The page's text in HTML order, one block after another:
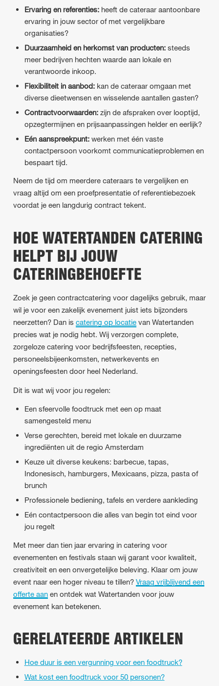
Ervaring en referenties:heeft de cateraar aantoonbare
ervaring in jouw sector of met vergelijkbare
organisaties?
Duurzaamheid en herkomst van producten:steeds
meer bedrijven hechten waarde aan lokale en
verantwoorde inkoop.
Flexibiliteit in aanbod:kan de cateraar omgaan met
diverse dieetwensen en wisselende aantallen gasten?
Contractvoorwaarden:zijn de afspraken over looptijd,
opzegtermijnen en prijsaanpassingen helder en eerlijk?
Eén aanspreekpunt:werken met één vaste
contactpersoon voorkomt communicatieproblemen en
bespaart tijd.
Neem de tijd om meerdere cateraars te vergelijken en
vraag altijd om een proefpresentatie of referentiebezoek
voordat je een langdurig contract tekent.
HOE WATERTANDEN CATERING
HELPT BIJ JOUW
CATERINGBEHOEFTE
Zoek je geen contractcatering voor dagelijks gebruik, maar
wil je voor een zakelijk evenement juist iets bijzonders
neerzetten? Dan is catering op locatie van Watertanden
precies wat je nodig hebt. Wij verzorgen complete,
zorgeloze catering voor bedrijfsfeesten, recepties,
personeelsbijeenkomsten, netwerkevents en
openingsfeesten door heel Nederland.
Dit is wat wij voor jou regelen:
Een sfeervolle foodtruck met een op maat
samengesteld menu
Verse gerechten, bereid met lokale en duurzame
ingrediënten uit de regio Amsterdam
Keuze uit diverse keukens: barbecue, tapas,
Indonesisch, hamburgers, Mexicaans, pizza, pasta of
brunch
Professionele bediening, tafels en verdere aankleding
Eén contactpersoon die alles van begin tot eind voor
jou regelt
Met meer dan tien jaar ervaring in catering voor
evenementen en festivals staan wij garant voor kwaliteit,
creativiteit en een onvergetelijke beleving. Klaar om jouw
event naar een hoger niveau te tillen? Vraag vrijblijvend een
offerte aan en ontdek wat Watertanden voor jouw
evenement kan betekenen.
GERELATEERDE ARTIKELEN
Hoe duur is een vergunning voor een foodtruck?
Wat kost een foodtruck voor 50 personen?